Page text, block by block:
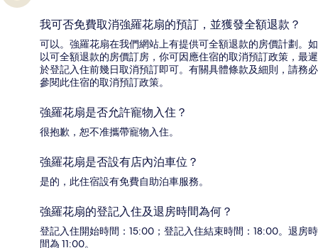
我可否免費取消強羅花扇的預訂，並獲發全額退款？
可以。強羅花扇在我們網站上有提供可全額退款的房價計劃。如
以可全額退款的房價訂房，你可因應住宿的取消預訂政策，最遲
於登記入住前幾日取消預訂即可。有關具體條款及細則，請務必
參閱此住宿的取消預訂政策。
強羅花扇是否允許寵物入住？
很抱歉，恕不准攜帶寵物入住。
強羅花扇是否設有店內泊車位？
是的，此住宿設有免費自助泊車服務。
強羅花扇的登記入住及退房時間為何？
登記入住開始時間：15:00；登記入住結束時間：18:00。退房時
間為 11:00。